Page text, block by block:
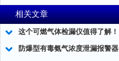
相关文章
这个可燃气体检漏仪值得了解！
防爆型有毒氨气浓度泄漏报警器